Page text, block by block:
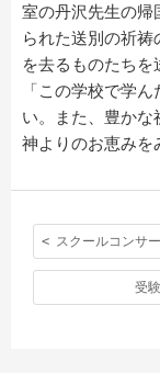
室の丹沢先生の帰
られた送別の祈
を去るものたちを
「この学校で学
い。また、豊かな
神よりのお恵みを
受